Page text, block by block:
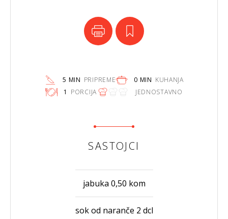
5 MIN PRIPREME 0 MIN KUHANJA
1
PORCIJA JEDNOSTAVNO
SASTOJCI
jabuka 0,50 kom
sok od naranče 2 dcl